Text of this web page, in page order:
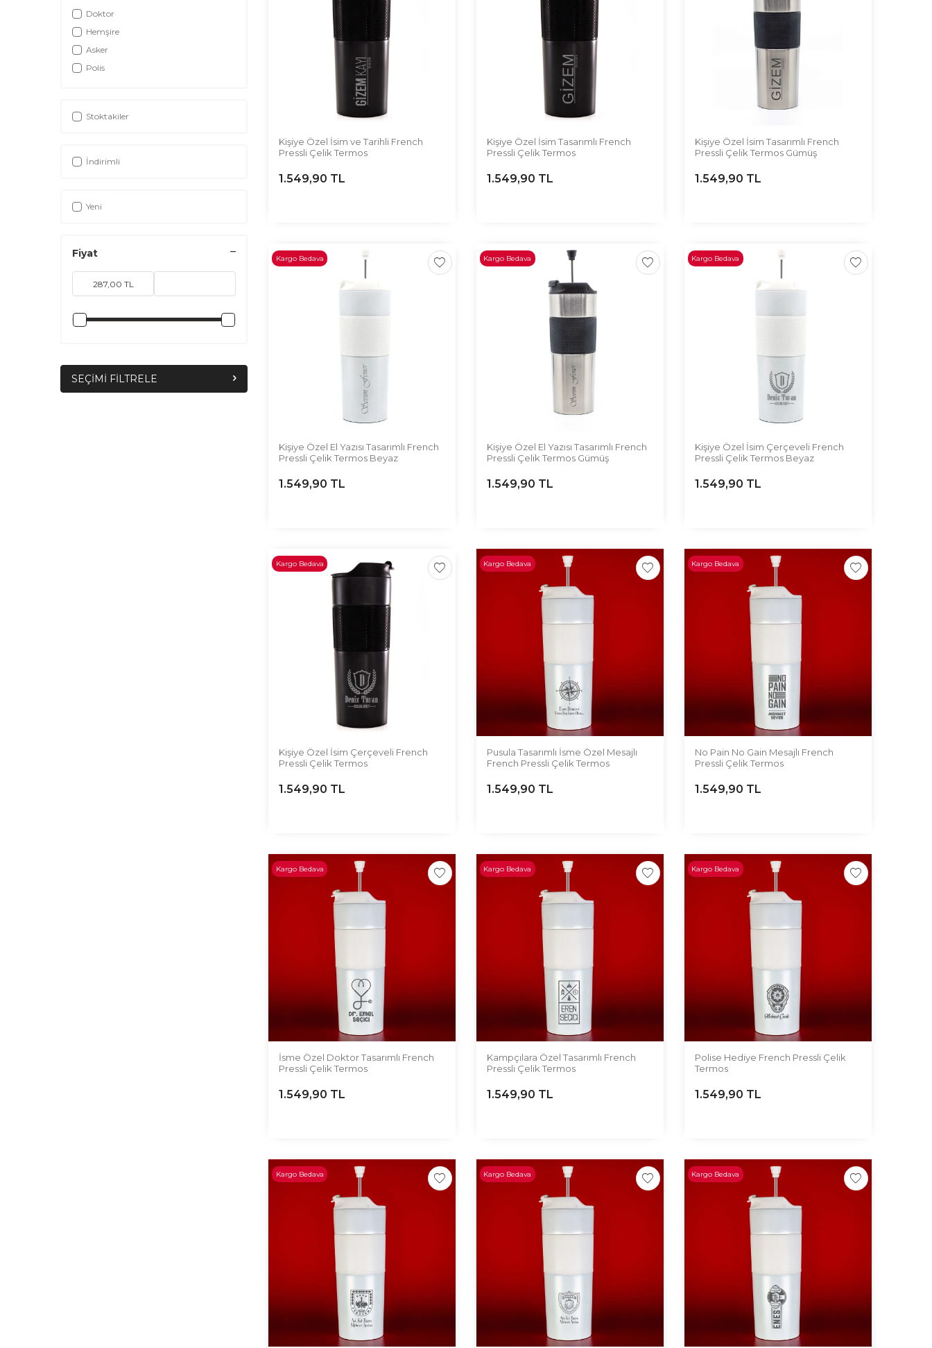
Doktor
Hemşire
Asker
Polis
Stoktakiler
İndirimli
Yeni
Fiyat
SEÇIMI FILTRELE
Kişiye Özel İsim ve Tarihli French
Pressli Çelik Termos
1.549,90 TL
Kişiye Özel İsim Tasarımlı French
Pressli Çelik Termos
1.549,90 TL
Kişiye Özel İsim Tasarımlı French
Pressli Çelik Termos Gümüş
1.549,90 TL
Kargo Bedava
Kişiye Özel El Yazısı Tasarımlı French
Pressli Çelik Termos Beyaz
1.549,90 TL
Kargo Bedava
Kişiye Özel El Yazısı Tasarımlı French
Pressli Çelik Termos Gümüş
1.549,90 TL
Kargo Bedava
Kişiye Özel İsim Çerçeveli French
Pressli Çelik Termos Beyaz
1.549,90 TL
Kargo Bedava
Kişiye Özel İsim Çerçeveli French
Pressli Çelik Termos
1.549,90 TL
Kargo Bedava
Pusula Tasarımlı İsme Özel Mesajlı
French Pressli Çelik Termos
1.549,90 TL
Kargo Bedava
No Pain No Gain Mesajlı French
Pressli Çelik Termos
1.549,90 TL
Kargo Bedava
İsme Özel Doktor Tasarımlı French
Pressli Çelik Termos
1.549,90 TL
Kargo Bedava
Kampçılara Özel Tasarımlı French
Pressli Çelik Termos
1.549,90 TL
Kargo Bedava
Polise Hediye French Pressli Çelik
Termos
1.549,90 TL
Kargo Bedava Kargo Bedava Kargo Bedava